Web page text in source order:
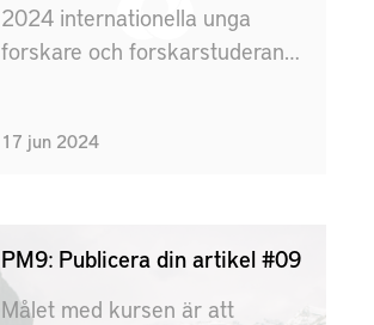
2024 internationella unga
forskare och forskarstuderande
produktutveckling med fokus
med praktiska workshops för
att tillämpa delar av
genomgångna
17 jun 2024
PM9: Publicera din artikel #09
Målet med kursen är att